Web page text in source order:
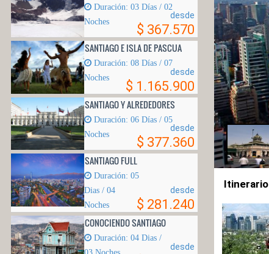
Duración: 03 Días / 02
Noches
desde
$ 367.570
SANTIAGO E ISLA DE PASCUA
Duración: 08 Dí­as / 07
Noches
desde
$ 1.165.900
SANTIAGO Y ALREDEDORES
Duración: 06 Días / 05
Noches
desde
$ 377.360
SANTIAGO FULL
Duración: 05
Di­as / 04
Noches
desde
$ 281.240
CONOCIENDO SANTIAGO
Duración: 04 Di­as /
desde
Itinerario